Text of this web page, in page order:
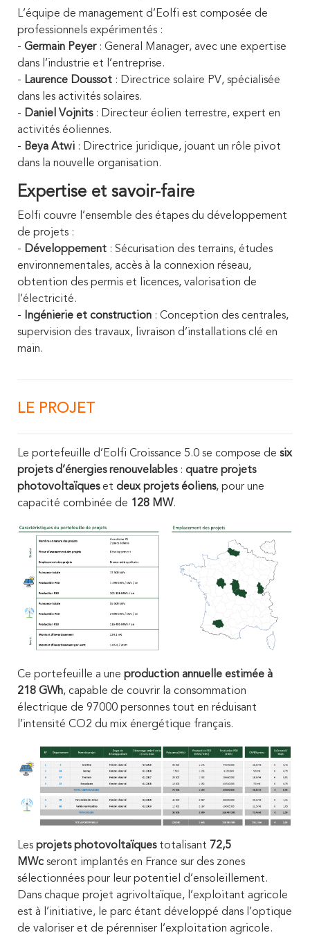
L’équipe de management d’Eolfi est composée de
professionnels expérimentés :
- Germain Peyer: General Manager, avec une expertise
dans l’industrie et l’entreprise.
- Laurence Doussot : Directrice solaire PV, spécialisée
dans les activités solaires.
- Daniel Vojnits: Directeur éolien terrestre, expert en
activités éoliennes.
- Beya Atwi : Directrice juridique, jouant un rôle pivot
dans la nouvelle organisation.
Expertise et savoir-faire
Eolfi couvre l’ensemble des étapes du développement
de projets :
- Développement : Sécurisation des terrains, études
environnementales, accès à la connexion réseau,
obtention des permis et licences, valorisation de
l’électricité.
- Ingénierie et construction : Conception des centrales,
supervision des travaux, livraison d’installations clé en
main.
LE PROJET
Le portefeuille d’Eolfi Croissance 5.0 se compose de six
projets d’énergies renouvelables: quatre projets
photovoltaïqueset deux projets éoliens, pour une
capacité combinée de 128 MW.
Ce portefeuille a une production annuelle estimée à
218 GWh, capable de couvrir la consommation
électrique de 97000 personnes tout en réduisant
l’intensité CO2 du mix énergétique français.
Les projets photovoltaïquestotalisant 72,5
MWc seront implantés en France sur des zones
sélectionnées pour leur potentiel d’ensoleillement.
Dans chaque projet agrivoltaïque, l’exploitant agricole
est à l’initiative, le parc étant développé dans l’optique
de valoriser et de pérenniser l’exploitation agricole.